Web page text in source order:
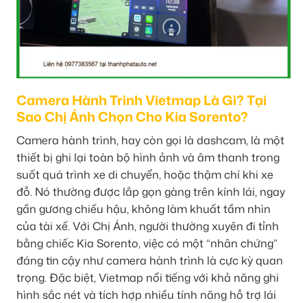
Camera Hành Trình Vietmap Là Gì? Tại
Sao Chị Ánh Chọn Cho Kia Sorento?
Camera hành trình, hay còn gọi là dashcam, là một
thiết bị ghi lại toàn bộ hình ảnh và âm thanh trong
suốt quá trình xe di chuyển, hoặc thậm chí khi xe
đỗ. Nó thường được lắp gọn gàng trên kính lái, ngay
gần gương chiếu hậu, không làm khuất tầm nhìn
của tài xế. Với Chị Ánh, người thường xuyên đi tỉnh
bằng chiếc Kia Sorento, việc có một “nhân chứng”
đáng tin cậy như camera hành trình là cực kỳ quan
trọng. Đặc biệt, Vietmap nổi tiếng với khả năng ghi
hình sắc nét và tích hợp nhiều tính năng hỗ trợ lái